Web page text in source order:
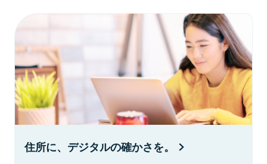
住所に、デジタルの確かさを。